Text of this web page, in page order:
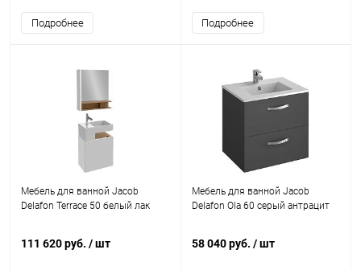
Подробнее Подробнее
Мебель для ванной Jacob
Delafon Terrace 50 белый лак
111 620 руб. / шт
Мебель для ванной Jacob
Delafon Ola 60 серый антрацит
58 040 руб. / шт